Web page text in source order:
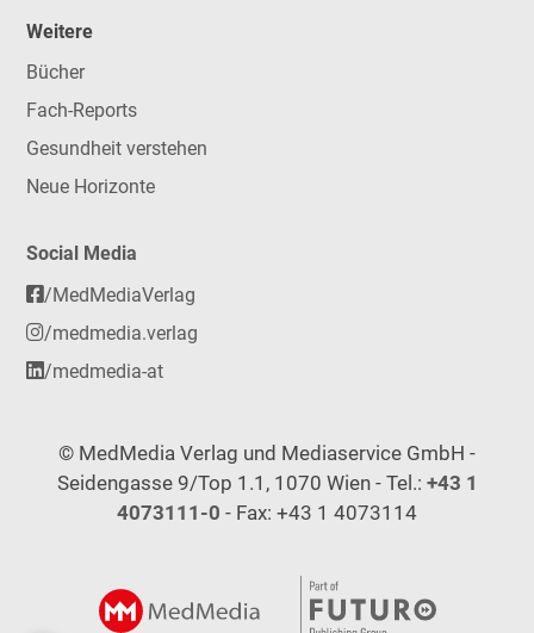
Weitere
Bücher
Fach-Reports
Gesundheit verstehen
Neue Horizonte
Social Media
/MedMediaVerlag
/medmedia.verlag
/medmedia-at
© MedMedia Verlag und Mediaservice GmbH -
Seidengasse 9/Top 1.1, 1070 Wien - Tel.: +43 1
4073111-0 - Fax: +43 1 4073114